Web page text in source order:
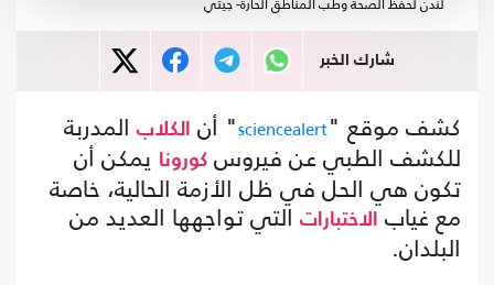
شارك الخبر
كشف موقع "sciencealert" أن الكلاب المدربة
للكشف الطبي عن فيروس كورونا يمكن أن
تكون هي الحل في ظل الأزمة الحالية، خاصة
مع غياب الاختبارات التي تواجهها العديد من
البلدان.